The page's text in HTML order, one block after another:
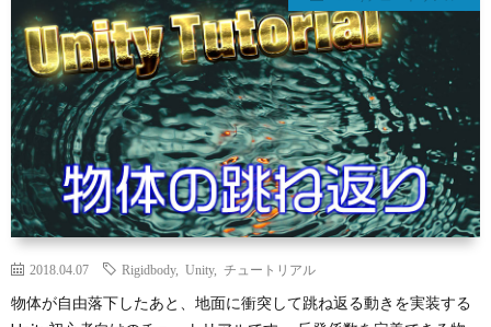
2018.04.07 Rigidbody, Unity, チュートリアル
物体が自由落下したあと、地面に衝突して跳ね返る動きを実装する